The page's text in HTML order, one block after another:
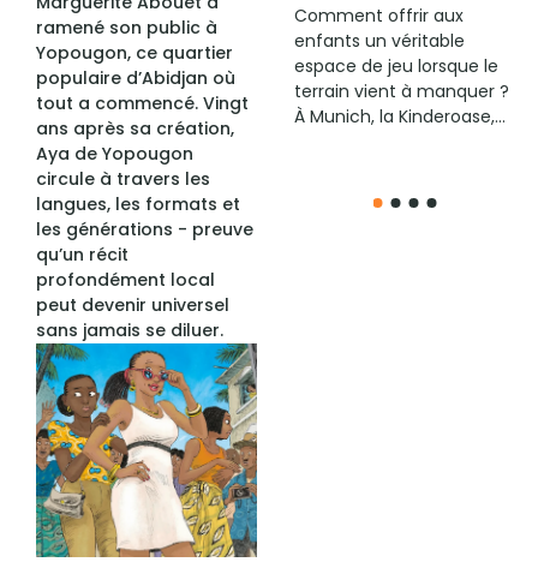
ramené son public à
Yopougon, ce quartier
populaire d’Abidjan où
tout a commencé. Vingt
ans après sa création,
Aya de Yopougon
circule à travers les
langues, les formats et
les générations - preuve
qu’un récit
profondément local
peut devenir universel
sans jamais se diluer.
2026, remportée à
Cotonou par l’Ivoirien
Ange Borys, La Relève
Afrique confirme sa place
parmi...
Comment offrir aux
enfants un véritable
espace de jeu lorsque le
terrain vient à manquer ?
À Munich, la Kinderoase,...